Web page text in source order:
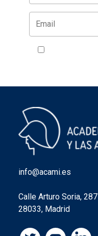
info@acami.es
Calle Arturo Soria, 287
28033, Madrid